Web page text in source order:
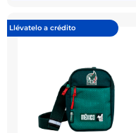
Llévatelo a crédito